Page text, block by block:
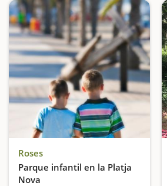
Roses
Parque infantil en la Platja
Nova